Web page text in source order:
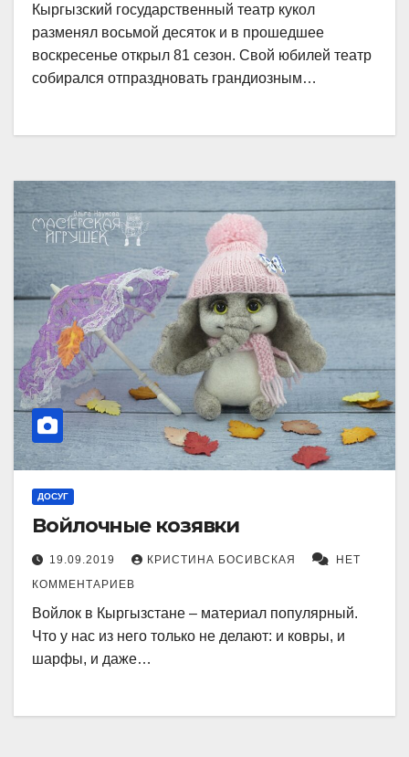
Кыргызский государственный театр кукол
разменял восьмой десяток и в прошедшее
воскресенье открыл 81 сезон. Свой юбилей театр
собирался отпраздновать грандиозным…
ДОСУГ
Войлочные козявки
19.09.2019 КРИСТИНА БОСИВСКАЯ
НЕТ
КОММЕНТАРИЕВ
Войлок в Кыргызстане – материал популярный.
Что у нас из него только не делают: и ковры, и
шарфы, и даже…